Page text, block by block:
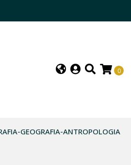
0
GEOGRAFIA-ANTROPOLOGIA